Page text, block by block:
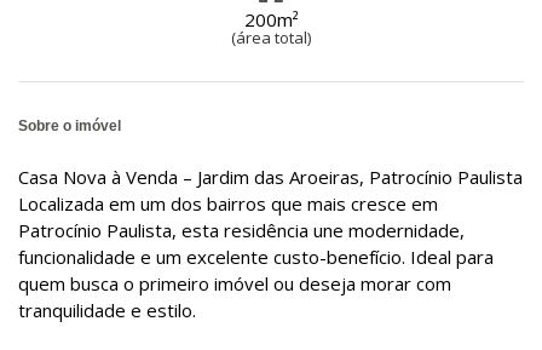
200m²
(área total)
Sobre o imóvel
Casa Nova à Venda – Jardim das Aroeiras, Patrocínio Paulista
Localizada em um dos bairros que mais cresce em
Patrocínio Paulista, esta residência une modernidade,
funcionalidade e um excelente custo-benefício. Ideal para
quem busca o primeiro imóvel ou deseja morar com
tranquilidade e estilo.